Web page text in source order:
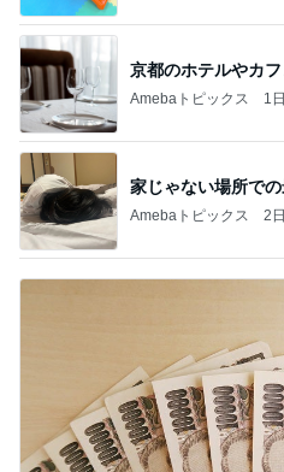
京都のホテルやカ
Amebaトピックス 1
家じゃない場所で
Amebaトピックス 2